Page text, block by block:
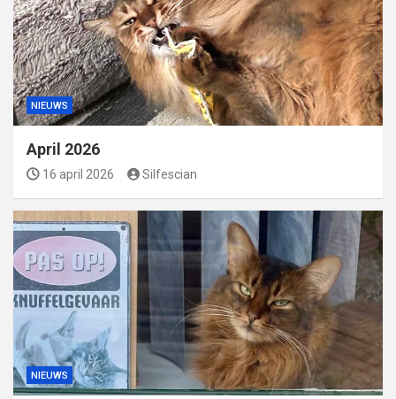
NIEUWS
April 2026
16 april 2026 Silfescian
NIEUWS